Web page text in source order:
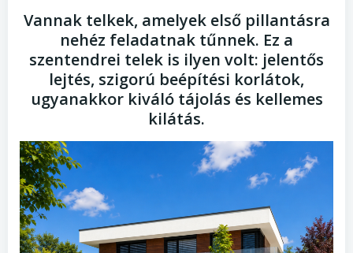
Vannak telkek, amelyek első pillantásra
nehéz feladatnak tűnnek. Ez a
szentendrei telek is ilyen volt: jelentős
lejtés, szigorú beépítési korlátok,
ugyanakkor kiváló tájolás és kellemes
kilátás.